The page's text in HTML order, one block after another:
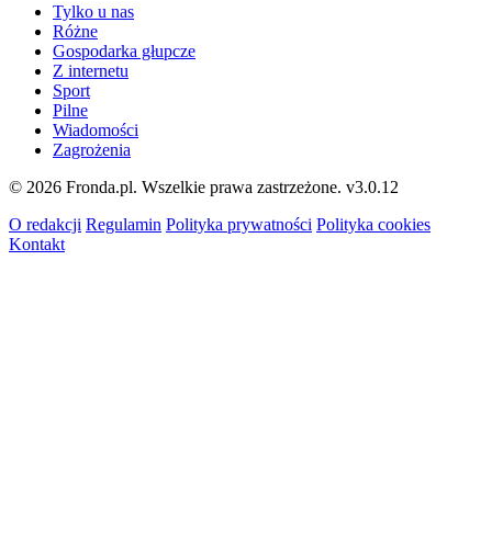
Tylko u nas
Różne
Gospodarka głupcze
Z internetu
Sport
Pilne
Wiadomości
Zagrożenia
© 2026 Fronda.pl. Wszelkie prawa zastrzeżone. v3.0.12
O redakcji Regulamin Polityka prywatności Polityka cookies
Kontakt